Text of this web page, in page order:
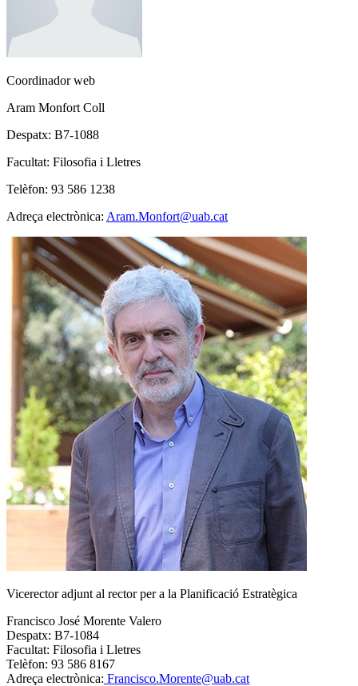
Coordinador web
Aram Monfort Coll
Despatx: B7-1088
Facultat: Filosofia i Lletres
Telèfon: 93 586 1238
Adreça electrònica: Aram.Monfort@uab.cat
Vicerector adjunt al rector per a la Planificació Estratègica
Francisco José Morente Valero
Despatx: B7-1084
Facultat: Filosofia i Lletres
Telèfon: 93 586 8167
Adreça electrònica: Francisco.Morente@uab.cat